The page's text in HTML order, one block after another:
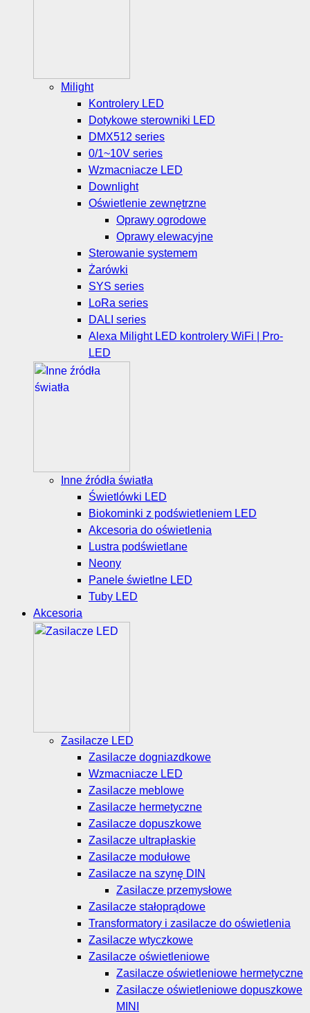
Milight
Kontrolery LED
Dotykowe sterowniki LED
DMX512 series
0/1~10V series
Wzmacniacze LED
Downlight
Oświetlenie zewnętrzne
Oprawy ogrodowe
Oprawy elewacyjne
Sterowanie systemem
Żarówki
SYS series
LoRa series
DALI series
Alexa Milight LED kontrolery WiFi | Pro-
LED
Inne źródła światła
Świetlówki LED
Biokominki z podświetleniem LED
Akcesoria do oświetlenia
Lustra podświetlane
Neony
Panele świetlne LED
Tuby LED
Akcesoria
Zasilacze LED
Zasilacze dogniazdkowe
Wzmacniacze LED
Zasilacze meblowe
Zasilacze hermetyczne
Zasilacze dopuszkowe
Zasilacze ultrapłaskie
Zasilacze modułowe
Zasilacze na szynę DIN
Zasilacze przemysłowe
Zasilacze stałoprądowe
Transformatory i zasilacze do oświetlenia
Zasilacze wtyczkowe
Zasilacze oświetleniowe
Zasilacze oświetleniowe hermetyczne
Zasilacze oświetleniowe dopuszkowe
MINI